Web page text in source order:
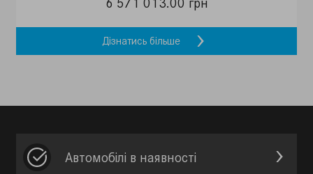
Дізнатись більше
Автомобілі в наявності